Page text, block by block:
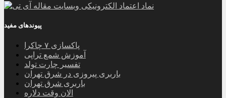
پیوندهای مفید
پاکسازی ۷ چاکرا
آموزش شمع تراپی
تفسیر چارت تولد
باربری پیروزی در شرق تهران
باربری شرق تهران
الان وقت دلاره